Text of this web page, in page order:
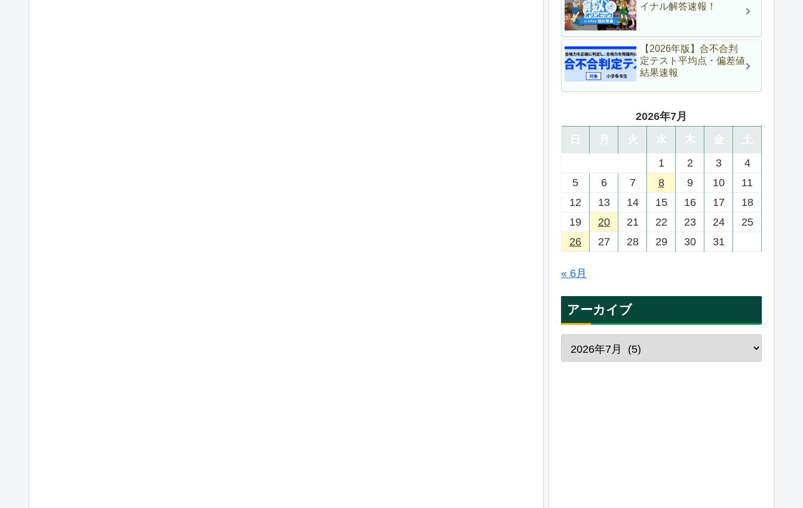
イナル解答速報！
【2026年版】合不合判
定テスト平均点・偏差値
結果速報
2026年7月
日
月 火 水 木 金
土
1
2 3
4
5
6 7 8 9 10
11
12
13 14 15 16 17
18
19
20 21 22 23 24
25
26
27 28 29 30 31
« 6月
アーカイブ